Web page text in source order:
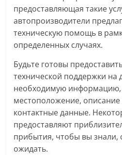
предоставляющая такие
автопроизводители
техническую помощь в
определенных случаях.
Будьте готовы
технической поддержки на
необходимую информацию,
местоположение,
контактные данные.
предоставляют
прибытия, чтобы вы знали,
ожидать.